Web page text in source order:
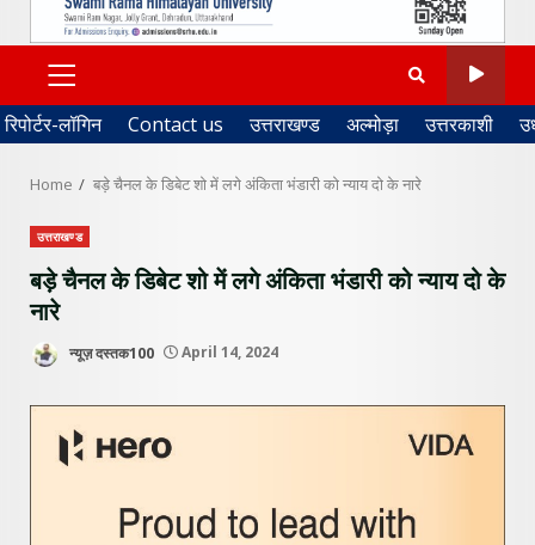
PRIMARY
MENU
रिपोर्टर-लॉगिन Contact us उत्तराखण्ड अल्मोड़ा उत्तरकाशी
Home बड़े चैनल के डिबेट शो में लगे अंकिता भंडारी को न्याय दो के नारे
उत्तराखण्ड
बड़े चैनल के डिबेट शो में लगे अंकिता भंडारी को न्याय दो के
नारे
न्यूज़ दस्तक100 April 14, 2024